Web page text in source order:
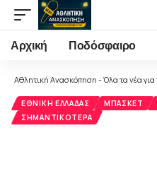
Αρχική Ποδόσφαιρο
Αθλητική Ανασκόπηση - Όλα τα νέα για
ΕΘΝΙΚΉ ΕΛΛΆΔΑΣ ΜΠΆΣΚΕΤ
ΣΗΜΑΝΤΙΚΌΤΕΡΑ